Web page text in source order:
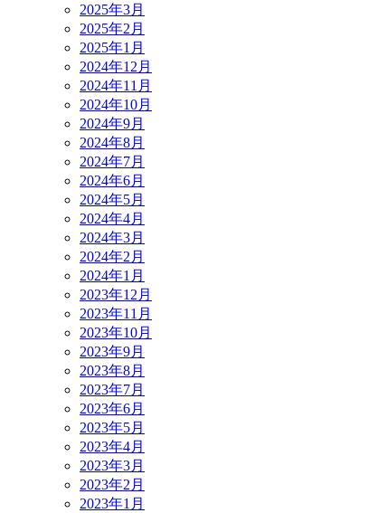
2025年3月
2025年2月
2025年1月
2024年12月
2024年11月
2024年10月
2024年9月
2024年8月
2024年7月
2024年6月
2024年5月
2024年4月
2024年3月
2024年2月
2024年1月
2023年12月
2023年11月
2023年10月
2023年9月
2023年8月
2023年7月
2023年6月
2023年5月
2023年4月
2023年3月
2023年2月
2023年1月